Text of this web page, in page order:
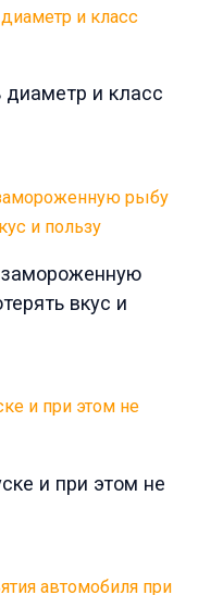
диаметр и класс
замороженную
вкус и
и при этом не